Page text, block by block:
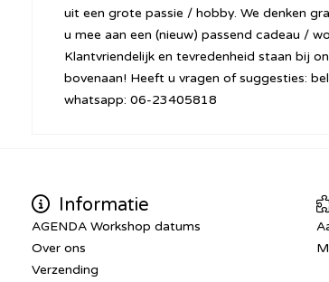
uit een grote passie / hobby. We denken
u mee aan een (nieuw) passend cadeau /
Klantvriendelijk en tevredenheid staan bij
bovenaan! Heeft u vragen of suggesties:
whatsapp: 06-23405818
Informatie
AGENDA Workshop datums
Over ons
Verzending